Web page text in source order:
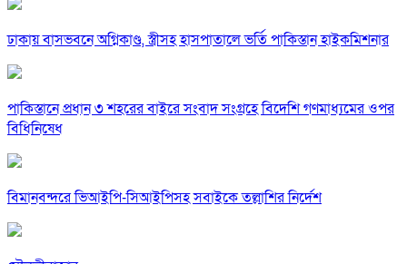
ঢাকায় বাসভবনে অগ্নিকাণ্ড, স্ত্রীসহ হাসপাতালে ভর্তি পাকিস্তান হাইকমিশনার
পাকিস্তানে প্রধান ৩ শহরের বাইরে সংবাদ সংগ্রহে বিদেশি গণমাধ্যমের ওপর
বিধিনিষেধ
বিমানবন্দরে ভিআইপি-সিআইপিসহ সবাইকে তল্লাশির নির্দেশ